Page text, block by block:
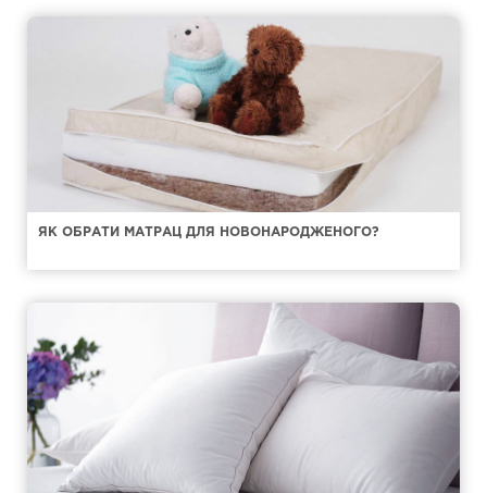
ЯК ОБРАТИ МАТРАЦ ДЛЯ НОВОНАРОДЖЕНОГО?